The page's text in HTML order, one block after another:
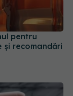
pentru
și recomandări